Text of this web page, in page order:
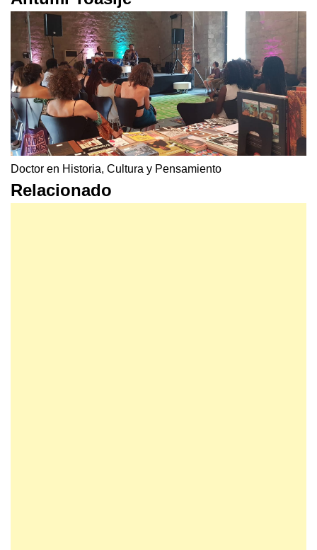
Doctor en Historia, Cultura y Pensamiento
Relacionado